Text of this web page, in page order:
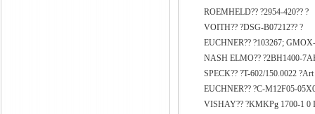
ROEMHELD?? ?2954-420?? ?
VOITH?? ?DSG-B07212?? ?
EUCHNER?? ?103267;
NASH ELMO?? ?2BH1400-
SPECK?? ?T-602/150.0022
EUCHNER?? ?C-M12F05-
VISHAY?? ?KMKPg 1700-1 0